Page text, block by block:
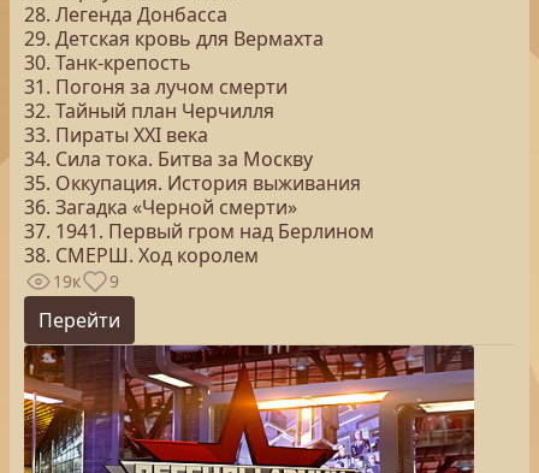
28. Легенда Донбасса
29. Детская кровь для Вермахта
30. Танк-крепость
31. Погоня за лучом смерти
32. Тайный план Черчилля
33. Пираты ХХI века
34. Сила тока. Битва за Москву
35. Оккупация. История выживания
36. Загадка «Черной смерти»
37. 1941. Первый гром над Берлином
38. СМЕРШ. Ход королем
19к 9
Перейти